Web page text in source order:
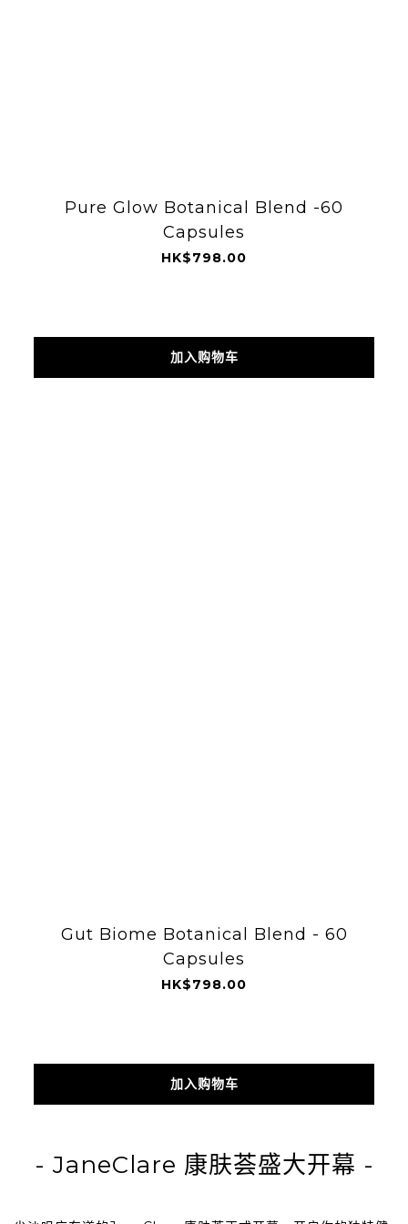
Pure Glow Botanical Blend -60
Capsules
HK$798.00
加入购物车
Gut Biome Botanical Blend - 60
Capsules
HK$798.00
加入购物车
- JaneClare 康肤荟盛大开幕 -